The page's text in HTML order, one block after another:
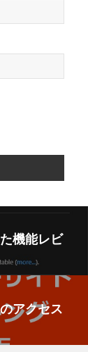
機能レビ
アクセス